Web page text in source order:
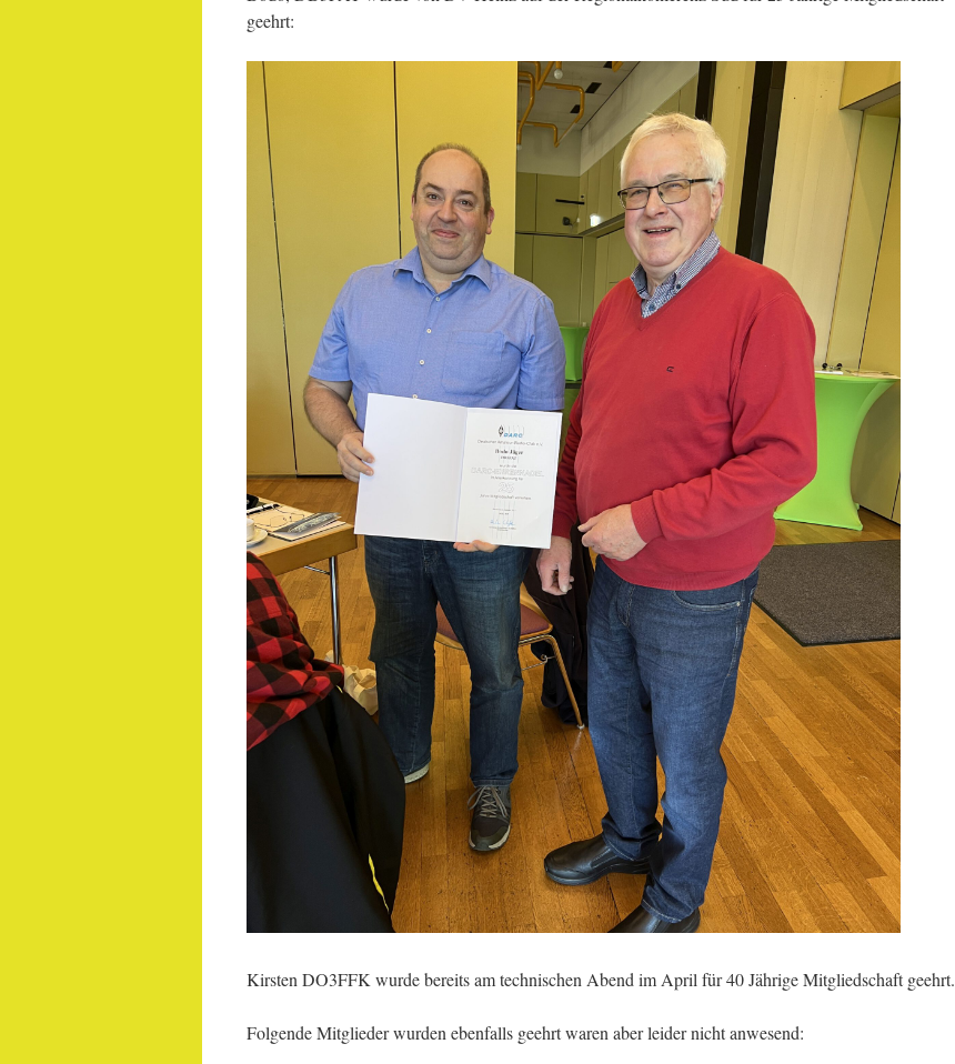
geehrt:
Kirsten DO3FFK wurde bereits am technischen Abend im April für 40 Jährige Mitgliedschaft geehrt.
Folgende Mitglieder wurden ebenfalls geehrt waren aber leider nicht anwesend: